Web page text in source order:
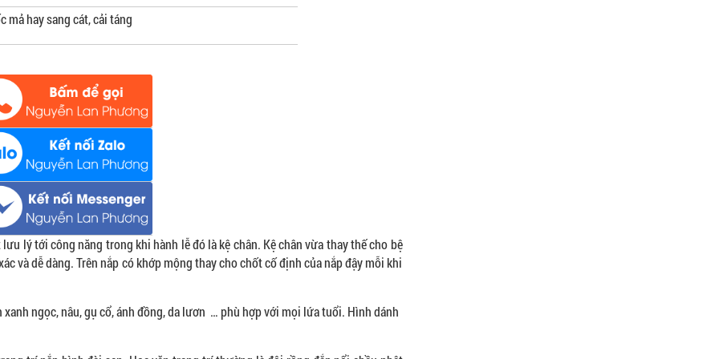
mả hay sang cát, cải táng
lý tới công năng trong khi hành lễ đó là kệ chân. Kệ chân vừa thay thế cho bệ
và dễ dàng. Trên nắp có khớp mộng thay cho chốt cố định của nắp đậy mỗi khi
ngọc, nâu, gụ cổ, ánh đồng, da lươn … phù hợp với mọi lứa tuổi. Hình dánh